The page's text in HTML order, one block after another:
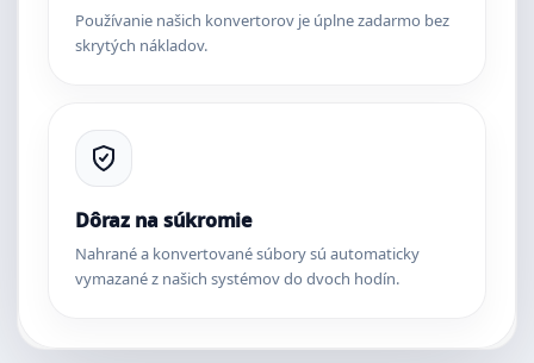
Používanie našich konvertorov je úplne zadarmo bez
skrytých nákladov.
Dôraz na súkromie
Nahrané a konvertované súbory sú automaticky
vymazané z našich systémov do dvoch hodín.